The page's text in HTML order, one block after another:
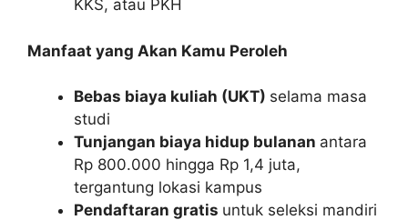
KKS, atau PKH
Manfaat yang Akan Kamu Peroleh
Bebas biaya kuliah (UKT) selama masa
studi
Tunjangan biaya hidup bulanan antara
Rp 800.000 hingga Rp 1,4 juta,
tergantung lokasi kampus
Pendaftaran gratis untuk seleksi mandiri